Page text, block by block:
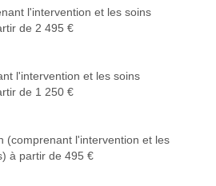
l'intervention et les soins
de 2 495 €
l'intervention et les soins
de 1 250 €
(comprenant l'intervention et les
à partir de 495 €